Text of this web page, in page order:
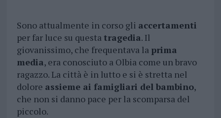
Sono attualmente in corso gli accertamenti
per far luce su questa tragedia. Il
giovanissimo, che frequentava la prima
media, era conosciuto a Olbia come un bravo
ragazzo. La città è in lutto e si è stretta nel
dolore assieme ai famigliari del bambino,
che non si danno pace per la scomparsa del
piccolo.